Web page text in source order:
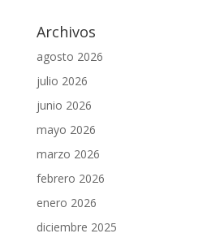
Archivos
agosto 2026
julio 2026
junio 2026
mayo 2026
marzo 2026
febrero 2026
enero 2026
diciembre 2025